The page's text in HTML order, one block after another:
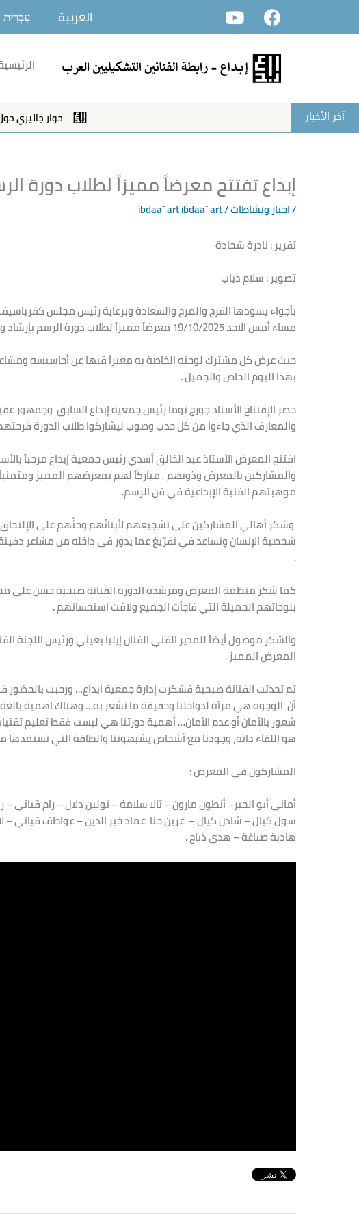
المحتوى
F
a
c
e
b
o
k
Y
o
u
t
u
العربية עִבְרִית
آخر الأخبار حوار جاليري حول
إبداع تفتتح معرضاً مميزاً لطلاب دورة
/اخبار ونشاطات/ ibdaa` art
ibdaa` art
تقرير : نادرة شحادة
تصوير : سلام ذياب
بأجواء يسودها الفرح والمرح والسعادة وبرعاية رئيس مجلس
مساء أمس الاحد 19/10/2025 معرضاً مميزاً لطلاب دورة الرسم بإرشاد وتنظيم الفنانة صبحية حسن قيس .
حيث عرض كل مشترك لوحته الخاصة به معبراً فيها عن أحاسيسه
بهذا اليوم الخاص والجميل .
حضر الإفتتاح الأستاذ جورج توما رئيس جمعية إبداع السابق وجمهور
والمعارف الذي جاءوا من كل حدب وصوب ليشاركوا طلاب الدورة
افتتح المعرض الأستاذ عبد الخالق أسدي رئيس جمعية إبداع مرحباً
والمشاركين بالمعرض وذويهم , مباركاً لهم بمعرضهم المميز
موهبتهم الفنية الإبداعية في فن الرسم.
وشكر أهالي المشاركين على تشجيعهم لأبنائهم وحثّهم على
شخصية الإنسان وتساعد في تفرّيغ عما يدور في داخله من مشاعر دفينة
.
كما شكر منظمة المعرض ومرشدة الدورة الفنانة صبحية حسن على
بلوحاتهم الجميلة التي فاجأت الجميع ولاقت استحسانهم .
والشكر موصول أيضاً للمدير الفني الفنان إيليا بعيني ورئيس اللجنة
المعرض المميز .
ثم تحدثت الفنانة صبحية فشكرت إدارة جمعية ابداع… ورحبت
أن الوجوه هي مرآة لدواخلنا وحقيقة ما نشعر به… وهناك اهمية
شعور بالأمان أو عدم الأمان… أهمية دورتنا هي ليست فقط تعليم
هو اللقاء ذاته، وجودنا مع أشخاص يشبهوننا والطاقة التي نستمدها
المشاركون فيالمعرض :
أماني أبو الخير- أنطون مارون – تالا سلامة – تولين دلال – رام قباني
سول كيال – شادن كيال – عرين حنا عماد خير الدين – عواطف قباني
هادية صياغة – هدى ذباح .